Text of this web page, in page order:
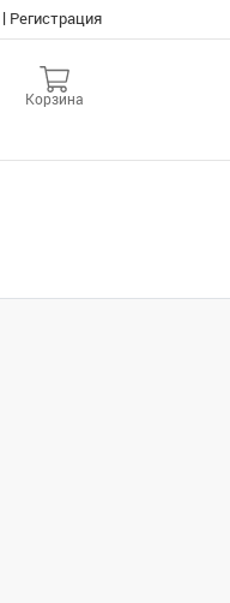
| Регистрация
Корзина